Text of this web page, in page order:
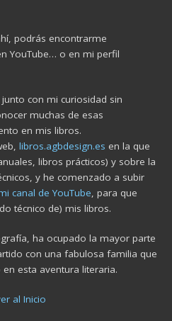
podrás encontrarme
YouTube… o en mi perfil
con mi curiosidad sin
muchas de esas
en mis libros.
libros.agbdesign.es en la que
libros prácticos) y sobre la
y he comenzado a subir
canal de YouTube, para que
técnico de) mis libros.
ha ocupado la mayor parte
con una fabulosa familia que
esta aventura literaria.
al Inicio